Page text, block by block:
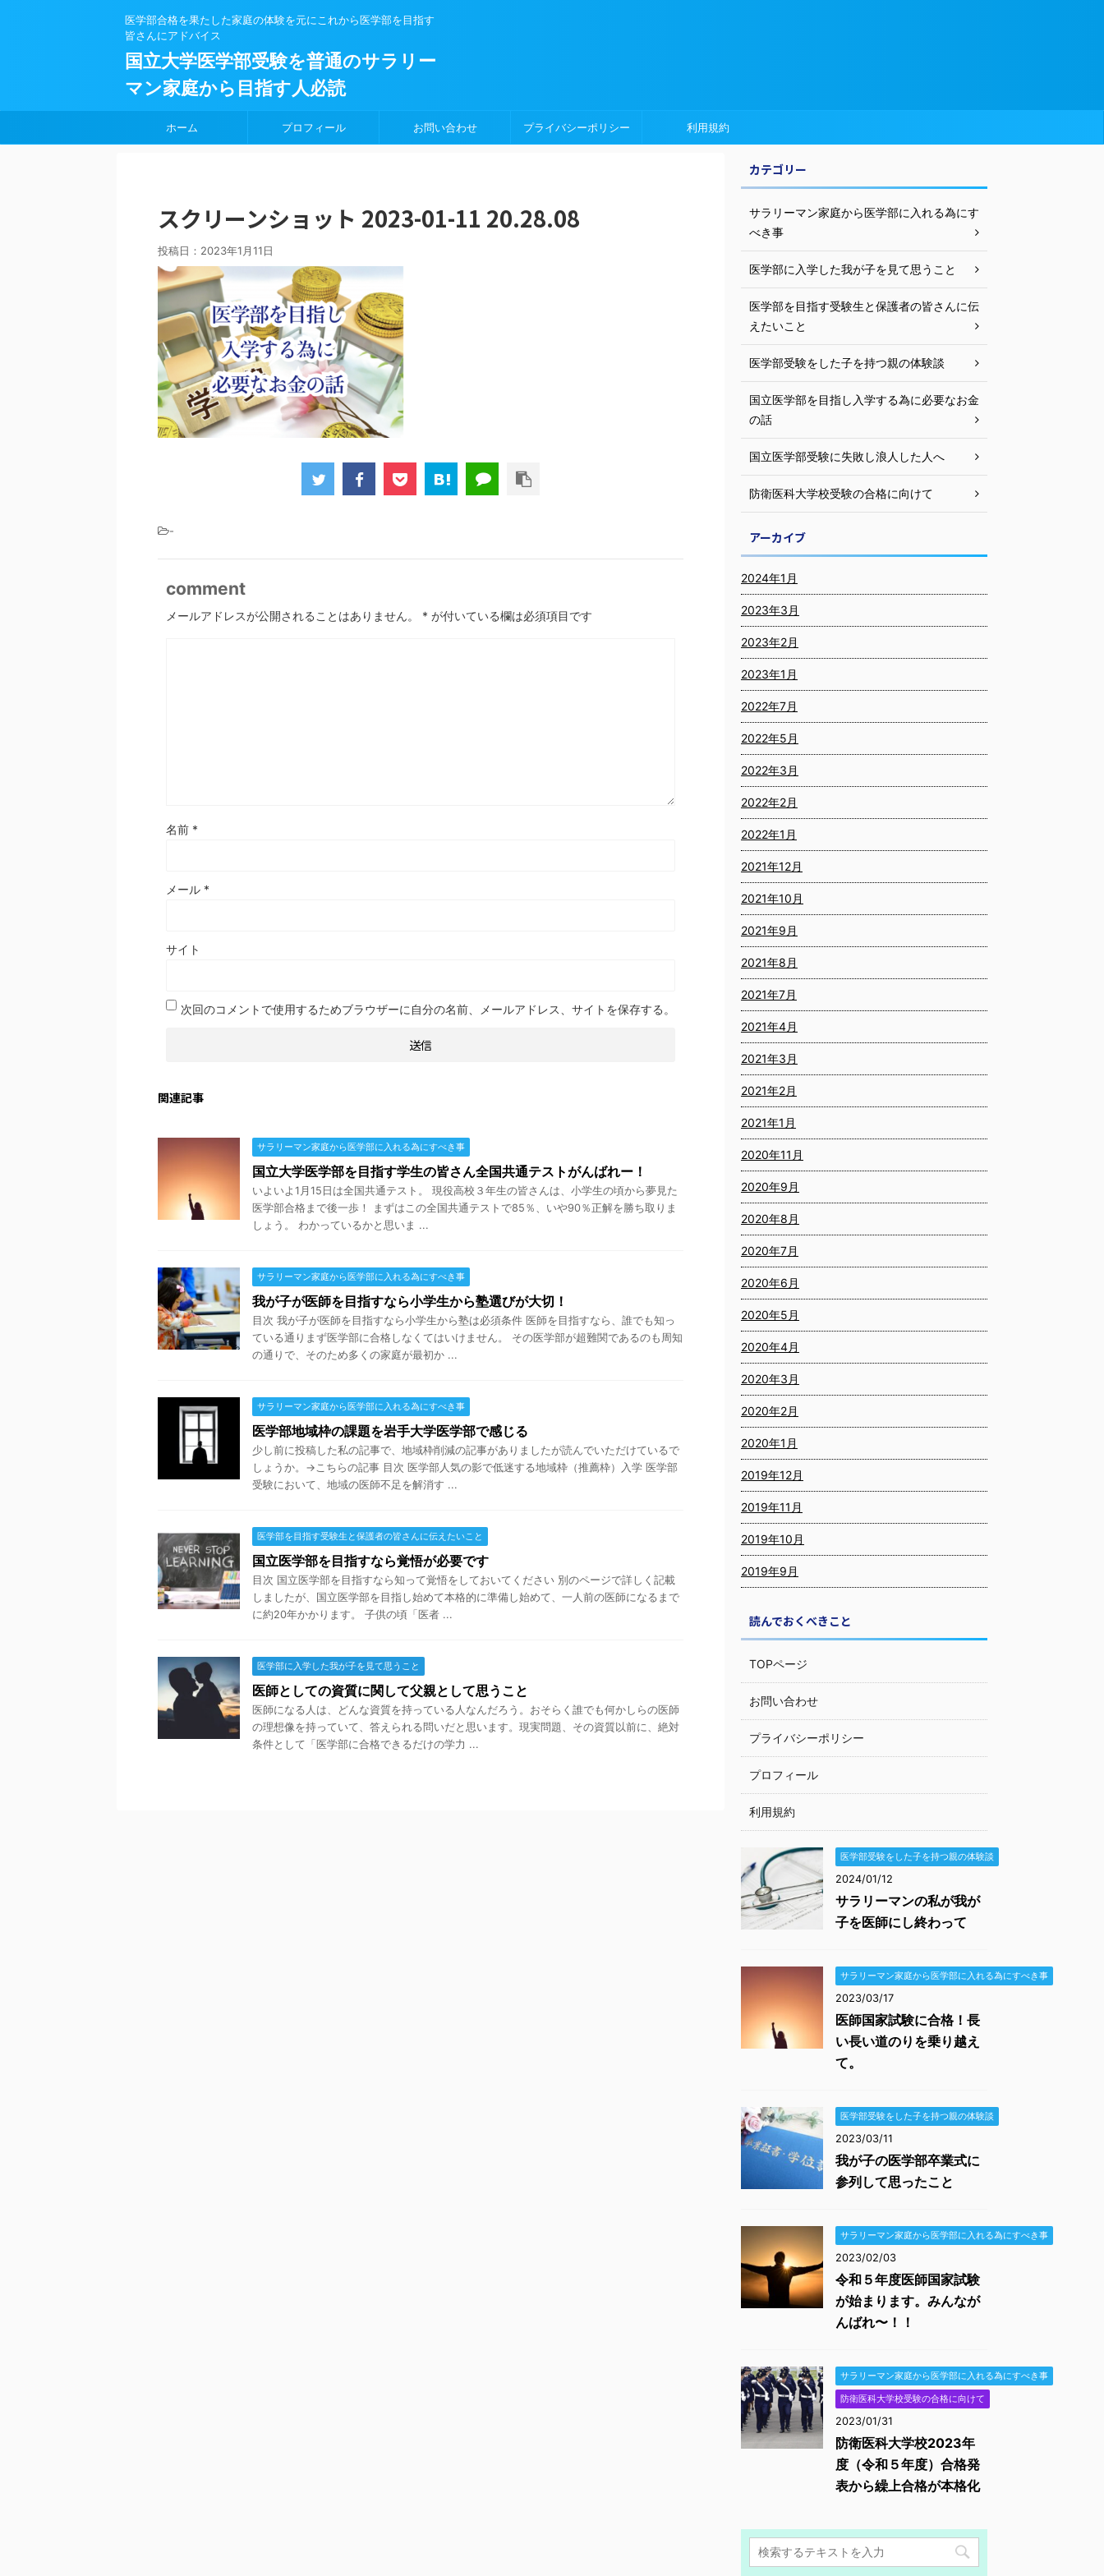
医学部合格を果たした家庭の体験を元にこれから医学部を目指す
皆さんにアドバイス
国立大学医学部受験を普通のサラリー
マン家庭から目指す人必読
ホーム プロフィール お問い合わせ プライバシーポリシー 利用規約
スクリーンショット 2023-01-11 20.28.08
投稿日： 2023年1月11日
-
comment
メールアドレスが公開されることはありません。 * が付いている欄は必須項目です
名前 *
メール *
サイト
次回のコメントで使用するためブラウザーに自分の名前、メールアドレス、サイトを保存する。
関連記事
サラリーマン家庭から医学部に入れる為にすべき事
国立大学医学部を目指す学生の皆さん全国共通テストがんばれー！
いよいよ1月15日は全国共通テスト。 現役高校３年生の皆さんは、小学生の頃から夢見た
医学部合格まで後一歩！ まずはこの全国共通テストで85％、いや90％正解を勝ち取りま
しょう。 わかっているかと思いま ...
サラリーマン家庭から医学部に入れる為にすべき事
我が子が医師を目指すなら小学生から塾選びが大切！
目次 我が子が医師を目指すなら小学生から塾は必須条件 医師を目指すなら、誰でも知っ
ている通りまず医学部に合格しなくてはいけません。 その医学部が超難関であるのも周知
の通りで、そのため多くの家庭が最初か ...
サラリーマン家庭から医学部に入れる為にすべき事
医学部地域枠の課題を岩手大学医学部で感じる
少し前に投稿した私の記事で、地域枠削減の記事がありましたが読んでいただけているで
しょうか。→こちらの記事 目次 医学部人気の影で低迷する地域枠（推薦枠）入学 医学部
受験において、地域の医師不足を解消す ...
医学部を目指す受験生と保護者の皆さんに伝えたいこと
国立医学部を目指すなら覚悟が必要です
目次 国立医学部を目指すなら知って覚悟をしておいてください 別のページで詳しく記載
しましたが、国立医学部を目指し始めて本格的に準備し始めて、一人前の医師になるまで
に約20年かかります。 子供の頃「医者 ...
医学部に入学した我が子を見て思うこと
医師としての資質に関して父親として思うこと
医師になる人は、どんな資質を持っている人なんだろう。おそらく誰でも何かしらの医師
の理想像を持っていて、答えられる問いだと思います。現実問題、その資質以前に、絶対
条件として「医学部に合格できるだけの学力 ...
カテゴリー
サラリーマン家庭から医学部に入れる為にす
べき事
医学部に入学した我が子を見て思うこと
医学部を目指す受験生と保護者の皆さんに伝
えたいこと
医学部受験をした子を持つ親の体験談
国立医学部を目指し入学する為に必要なお金
の話
国立医学部受験に失敗し浪人した人へ
防衛医科大学校受験の合格に向けて
アーカイブ
2024年1月
2023年3月
2023年2月
2023年1月
2022年7月
2022年5月
2022年3月
2022年2月
2022年1月
2021年12月
2021年10月
2021年9月
2021年8月
2021年7月
2021年4月
2021年3月
2021年2月
2021年1月
2020年11月
2020年9月
2020年8月
2020年7月
2020年6月
2020年5月
2020年4月
2020年3月
2020年2月
2020年1月
2019年12月
2019年11月
2019年10月
2019年9月
読んでおくべきこと
TOPページ
お問い合わせ
プライバシーポリシー
プロフィール
利用規約
医学部受験をした子を持つ親の体験談
2024/01/12
サラリーマンの私が我が
子を医師にし終わって
サラリーマン家庭から医学部に入れる為にすべき事
2023/03/17
医師国家試験に合格！長
い長い道のりを乗り越え
て。
医学部受験をした子を持つ親の体験談
2023/03/11
我が子の医学部卒業式に
参列して思ったこと
サラリーマン家庭から医学部に入れる為にすべき事
2023/02/03
令和５年度医師国家試験
が始まります。みんなが
んばれ〜！！
サラリーマン家庭から医学部に入れる為にすべき事
防衛医科大学校受験の合格に向けて
2023/01/31
防衛医科大学校2023年
度（令和５年度）合格発
表から繰上合格が本格化